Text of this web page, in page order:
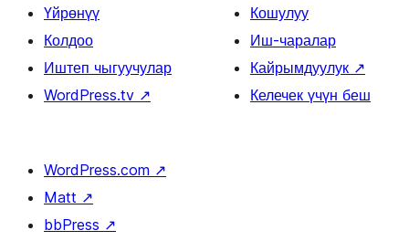
Үйрөнүү
Колдоо
Иштеп чыгуучулар
WordPress.tv ↗
Кошулуу
Иш-чаралар
Кайрымдуулук ↗
Келечек үчүн беш
WordPress.com ↗
Matt ↗
bbPress ↗